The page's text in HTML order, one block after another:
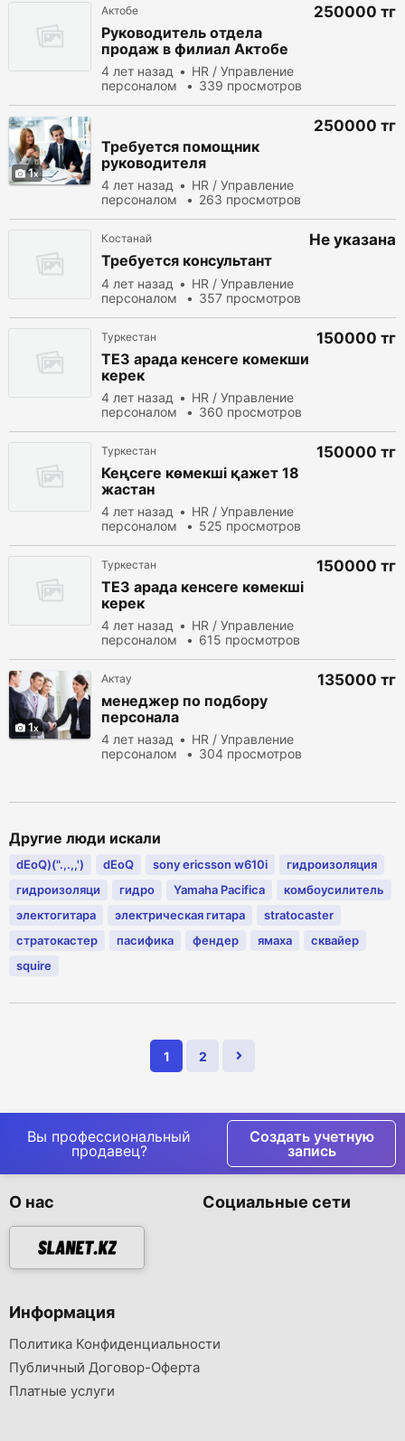
Актобе
Руководитель отдела
продаж в филиал Актобе
4 лет назад
HR / Управление
персоналом
339 просмотров
250000 тг
1
Требуется помощник
руководителя
4 лет назад
HR / Управление
персоналом
263 просмотров
250000 тг
Костанай
Требуется консультант
4 лет назад
HR / Управление
персоналом
357 просмотров
Не указана
Туркестан
ТЕЗ арада кенсеге комекши
керек
4 лет назад
HR / Управление
персоналом
360 просмотров
150000 тг
Туркестан
Кеңсеге көмекші қажет 18
жастан
4 лет назад
HR / Управление
персоналом
525 просмотров
150000 тг
Туркестан
ТЕЗ арада кенсеге көмекші
керек
4 лет назад
HR / Управление
персоналом
615 просмотров
150000 тг
1
Актау
менеджер по подбору
персонала
4 лет назад
HR / Управление
персоналом
304 просмотров
135000 тг
Другие люди искали
dEoQ)(".,.,,') dEoQ sony ericsson w610i
гидроизоляция
гидроизоляци
гидро Yamaha Pacifica
комбоусилитель
электогитара
электрическая гитара
stratocaster
стратокастер
пасифика фендер ямаха
сквайер
squire
1 2
Вы профессиональный
продавец?
Создать учетную
запись
О нас Социальные сети
Информация
Политика Конфиденциальности
Публичный Договор-Оферта
Платные услуги